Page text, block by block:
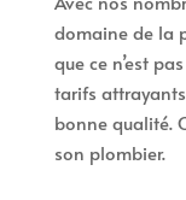
domaine de la
que ce n’est
tarifs
bonne qualité.
son plombier.